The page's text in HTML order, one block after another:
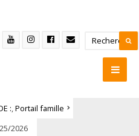
:,Portail famille
2026